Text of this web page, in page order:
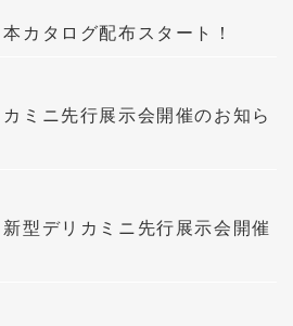
カタログ配布スタート！
カミニ先行展示会開催のお知ら
新型デリカミニ先行展示会開催